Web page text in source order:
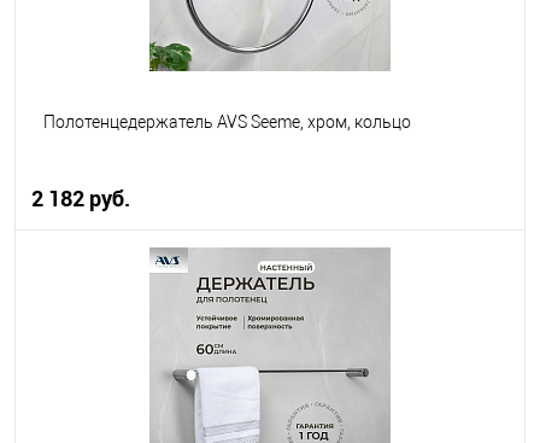
Полотенцедержатель AVS Seeme, хром, кольцо
2 182 руб.
В корзину